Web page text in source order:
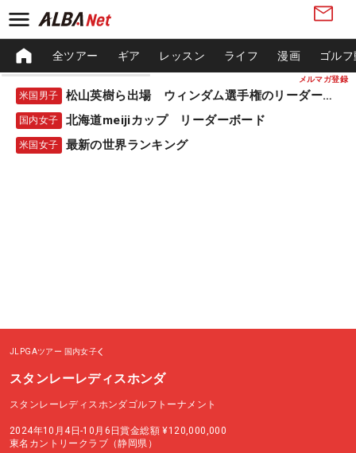
メルマガ登録
全ツアー ギア レッスン ライフ 漫画 ゴル
米国男子 松山英樹ら出場 ウィンダム選手権のリーダーボード
国内女子 北海道meijiカップ リーダーボード
米国女子 最新の世界ランキング
JLPGAツアー 国内女子
スタンレーレディスホンダ
スタンレーレディスホンダゴルフトーナメント
2024年10月4日-10月6日賞金総額 ¥120,000,000
東名カントリークラブ（静岡県）